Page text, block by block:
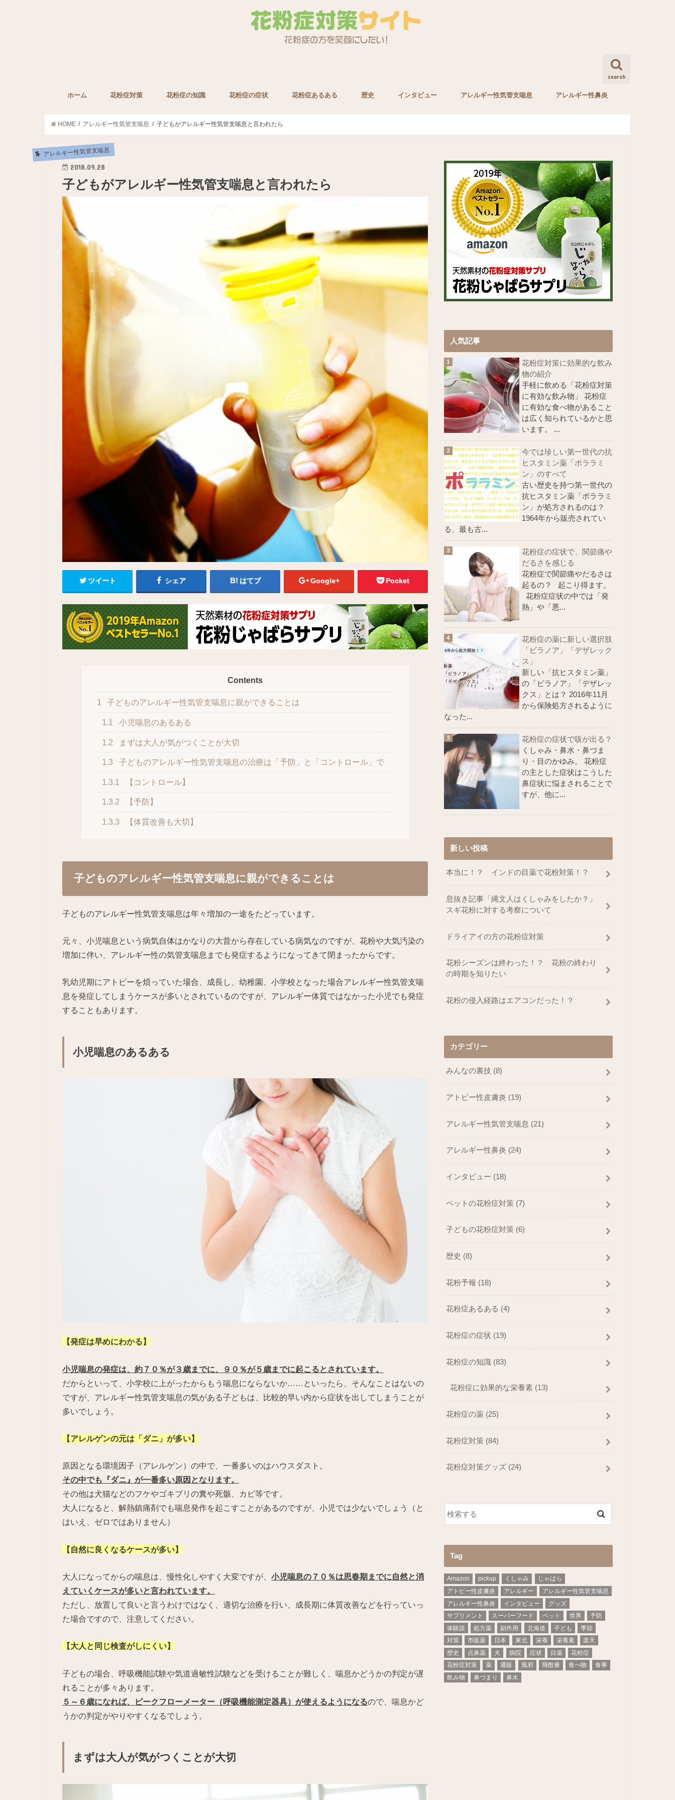
search
ホーム 花粉症対策 花粉症の知識 花粉症の症状 花粉症あるある 歴史 インタビュー アレルギー性気管支喘息 アレルギー性鼻炎
HOME アレルギー性気管支喘息 子どもがアレルギー性気管支喘息と言われたら
アレルギー性気管支喘息
2018.09.28
子どもがアレルギー性気管支喘息と言われたら
ツイート シェア はてブ Google+ Pocket
Contents
1 子どものアレルギー性気管支喘息に親ができることは
1.1 小児喘息のあるある
1.2 まずは大人が気がつくことが大切
1.3 子どものアレルギー性気管支喘息の治療は「予防」と「コントロール」で
1.3.1 【コントロール】
1.3.2 【予防】
1.3.3 【体質改善も大切】
子どものアレルギー性気管支喘息に親ができることは
子どものアレルギー性気管支喘息は年々増加の一途をたどっています。
元々、小児喘息という病気自体はかなりの大昔から存在している病気なのですが、花粉や大気汚染の
増加に伴い、アレルギー性の気管支喘息までも発症するようになってきて閉まったからです。
乳幼児期にアトピーを煩っていた場合、成長し、幼稚園、小学校となった場合アレルギー性気管支喘
息を発症してしまうケースが多いとされているのですが、アレルギー体質ではなかった小児でも発症
することもあります。
小児喘息のあるある
【発症は早めにわかる】
小児喘息の発症は、約７０％が３歳までに、９０％が５歳までに起こるとされています。
だからといって、小学校に上がったからもう喘息にならないか……といったら、そんなことはないの
ですが、アレルギー性気管支喘息の気がある子どもは、比較的早い内から症状を出してしまうことが
多いでしょう。
【アレルゲンの元は「ダニ」が多い】
原因となる環境因子（アレルゲン）の中で、一番多いのはハウスダスト。
その中でも『ダニ』が一番多い原因となります。
その他は犬猫などのフケやゴキブリの糞や死骸、カビ等です。
大人になると、解熱鎮痛剤でも喘息発作を起こすことがあるのですが、小児では少ないでしょう（と
はいえ、ゼロではありません）
【自然に良くなるケースが多い】
大人になってからの喘息は、慢性化しやすく大変ですが、 小児喘息の７０％は思春期までに自然と消
えていくケースが多いと言われています。
ただし、放置して良いと言うわけではなく、適切な治療を行い、成長期に体質改善などを行っていっ
た場合ですので、注意してください。
【大人と同じ検査がしにくい】
子どもの場合、呼吸機能試験や気道過敏性試験などを受けることが難しく、喘息かどうかの判定が遅
れることが多々あります。
５～６歳になれば、ピークフローメーター（呼吸機能測定器具）が使えるようになるので、喘息かど
うかの判定がやりやすくなるでしょう。
まずは大人が気がつくことが大切
人気記事
花粉症対策に効果的な飲み
物の紹介
手軽に飲める「花粉症対策
に有効な飲み物」 花粉症
に有効な食べ物があること
は広く知られているかと思
います。 ...
今では珍しい第一世代の抗
ヒスタミン薬「ポララミ
ン」のすべて
古い歴史を持つ第一世代の
抗ヒスタミン薬「ポララミ
ン」が処方されるのは？
1964年から販売されてい
る、最も古...
花粉症の症状で、関節痛や
だるさを感じる
花粉症で関節痛やだるさは
起るの？ 起こり得ます。
花粉症症状の中では「発
熱」や「悪...
花粉症の薬に新しい選択肢
「ビラノア」「デザレック
ス」
新しい「抗ヒスタミン薬」
の「ビラノア」「デザレッ
クス」とは？ 2016年11月
から保険処方されるように
なった...
花粉症の症状で咳が出る？
くしゃみ・鼻水・鼻づま
り・目のかゆみ。 花粉症
の主とした症状はこうした
鼻症状に悩まされることで
すが、他に...
新しい投稿
本当に！？ インドの目薬で花粉対策！？
息抜き記事「縄文人はくしゃみをしたか？」
スギ花粉に対する考察について
ドライアイの方の花粉症対策
花粉シーズンは終わった！？ 花粉の終わり
の時期を知りたい
花粉の侵入経路はエアコンだった！？
カテゴリー
みんなの裏技 (8)
アトピー性皮膚炎 (19)
アレルギー性気管支喘息 (21)
アレルギー性鼻炎 (24)
インタビュー (18)
ペットの花粉症対策 (7)
子どもの花粉症対策 (6)
歴史 (8)
花粉予報 (18)
花粉症あるある (4)
花粉症の症状 (19)
花粉症の知識 (83)
花粉症に効果的な栄養素 (13)
花粉症の薬 (25)
花粉症対策 (84)
花粉症対策グッズ (24)
Tag
Amazon pickup くしゃみ
じゃばら
アトピー性皮膚炎
アレルギー
アレルギー性気管支喘息
アレルギー性鼻炎
インタビュー
グッズ
サプリメント
スーパーフード ペット 世界
予防
体験談
処方薬 副作用 北海道 子ども
季節
対策
市販薬 日本 東北 栄養 栄養素
楽天
歴史
点鼻薬 犬 病院 症状 目薬
花粉症
花粉症対策
薬 通販 風邪 飛散量 食べ物
食事
飲み物
鼻づまり 鼻水